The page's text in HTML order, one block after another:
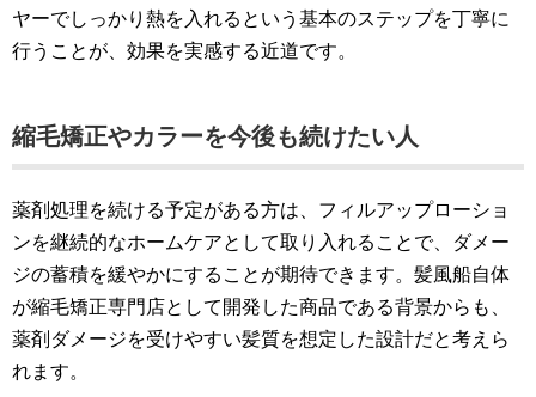
ヤーでしっかり熱を入れるという基本のステップを丁寧に
行うことが、効果を実感する近道です。
縮毛矯正やカラーを今後も続けたい人
薬剤処理を続ける予定がある方は、フィルアップローショ
ンを継続的なホームケアとして取り入れることで、ダメー
ジの蓄積を緩やかにすることが期待できます。髪風船自体
が縮毛矯正専門店として開発した商品である背景からも、
薬剤ダメージを受けやすい髪質を想定した設計だと考えら
れます。